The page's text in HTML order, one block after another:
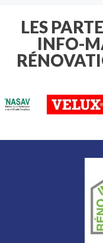
LES
INFO-